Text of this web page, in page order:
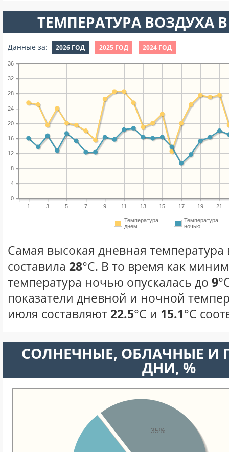
ТЕМПЕРАТУРА ВОЗДУХА
Данные за: 2026 ГОД 2025 ГОД 2024 ГОД
1 3 5 7 9 11 13 15 17 19 21
0
4
8
12
16
20
24
28
32
36
Температура
днем
Температура
ночью
Самая высокая дневная температура
составила 28°С. В то время как
температура ночью опускалась до 9
показатели дневной и ночной
июля составляют 22.5°С и 15.1°С
CОЛНЕЧНЫЕ, ОБЛАЧНЫЕ И
ДНИ, %
35%